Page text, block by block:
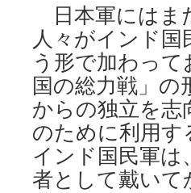
日本軍にはま
人々がインド国
う形で加わっ
国の総力戦」
からの独立を志
のために利用す
インド国民軍は
者として戴いて